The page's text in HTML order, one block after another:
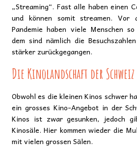
„Streaming“. Fast alle haben einen
und können somit streamen. Vor
Pandemie haben viele Menschen
dem sind nämlich die
stärker zurückgegangen.
Die Kinolandschaft der Schweiz
Obwohl es die kleinen Kinos schwer
ein grosses Kino-Angebot in der
Kinos ist zwar gesunken, jedoch
Kinosäle. Hier kommen wieder die
mit vielen grossen Sälen.